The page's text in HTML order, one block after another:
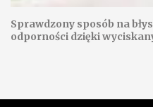
Sprawdzony sposób na
odporności dzięki